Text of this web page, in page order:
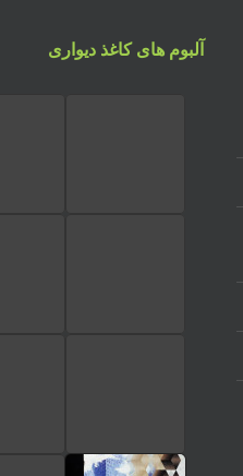
آلبوم های کاغذ دیواری